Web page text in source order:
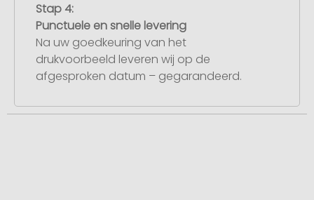
Stap 4:
Punctuele en snelle levering
Na uw goedkeuring van het
drukvoorbeeld leveren wij op de
afgesproken datum – gegarandeerd.